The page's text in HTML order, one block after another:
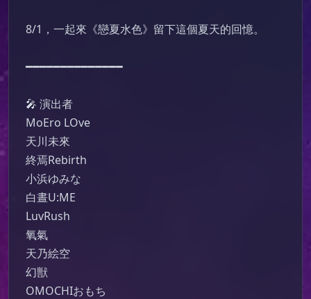
8/1，一起來《戀夏水色》留下這個夏天的回憶。
━━━━━━━━━━━━━━
🎤 演出者
MoEro LOve
天川未來
終焉Rebirth
小浜ゆみな
白晝U:ME
LuvRush
氧氣
天乃絵空
幻獣
OMOCHIおもち